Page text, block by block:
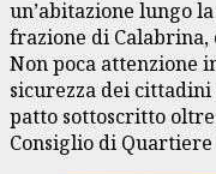
un’abitazione lungo
frazione di Calabrina,
Non poca attenzione
sicurezza dei
patto sottoscritto
Consiglio di